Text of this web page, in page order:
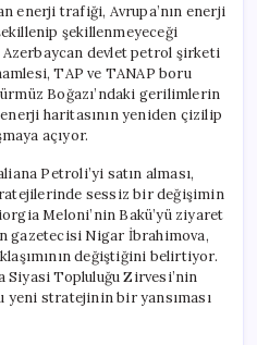
Yeni
Güvenlik
Haritası
için
enerji trafiği, Avrupa’nın enerji
şekillenmeyeceği
devlet petrol şirketi
TAP ve TANAP boru
Boğazı’ndaki gerilimlerin
enerji haritasının yeniden çizilip
açıyor.
Petroli’yi satın alması,
sessiz bir değişimin
Meloni’nin Bakü’yü ziyaret
gazetecisi Nigar İbrahimova,
değiştiğini belirtiyor.
Siyasi Topluluğu Zirvesi’nin
yeni stratejinin bir yansıması